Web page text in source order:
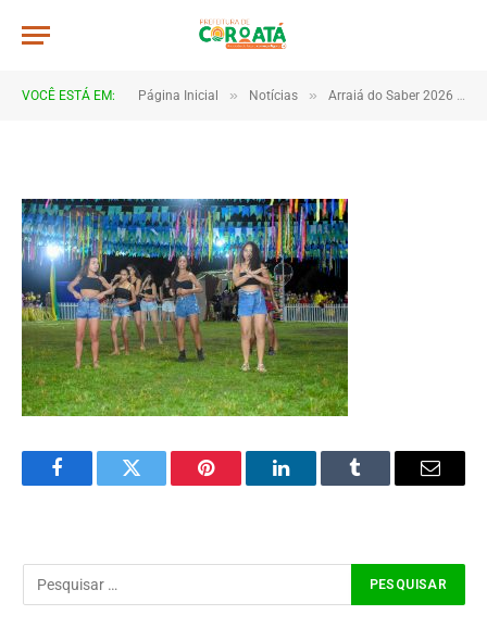
VOCÊ ESTÁ EM: Página Inicial » Notícias » Arraiá do Saber 2026 tem início no Macropolo Pau de Estopa com celebração da cultura e da educação
DSC_5815
FacebookTwitter Pinterest LinkedInTumblr Email